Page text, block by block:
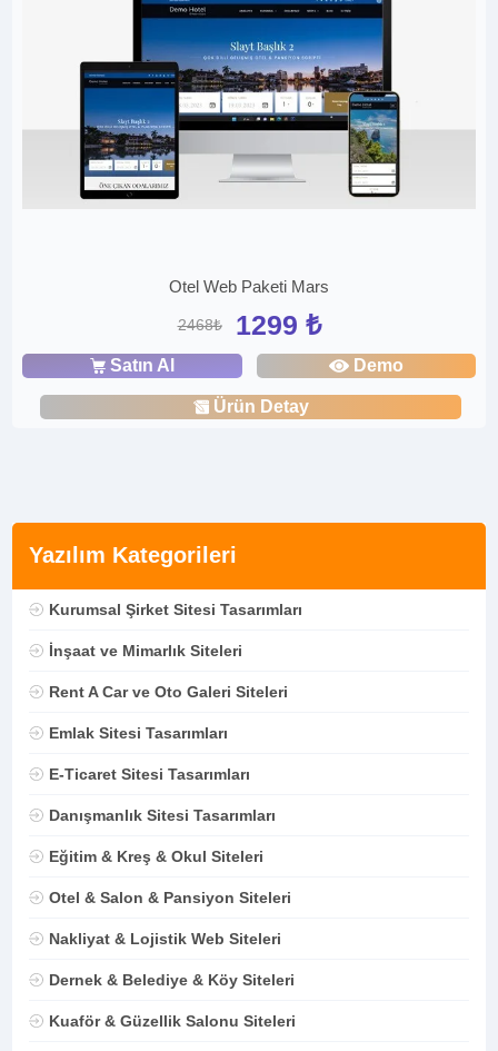
Yazılım Kategorileri
Kurumsal Şirket Sitesi Tasarımları
İnşaat ve Mimarlık Siteleri
Rent A Car ve Oto Galeri Siteleri
Emlak Sitesi Tasarımları
E-Ticaret Sitesi Tasarımları
Danışmanlık Sitesi Tasarımları
Eğitim & Kreş & Okul Siteleri
Otel & Salon & Pansiyon Siteleri
Nakliyat & Lojistik Web Siteleri
Dernek & Belediye & Köy Siteleri
Kuaför & Güzellik Salonu Siteleri
Otel Web Paketi Mars
2468₺ 1299 ₺
Satın Al Demo
Ürün Detay